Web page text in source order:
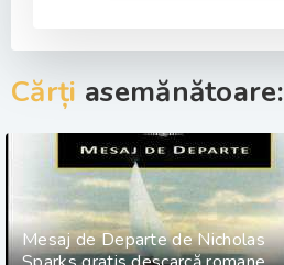
Cărți asemănătoare:
Mesaj de Departe de Nicholas